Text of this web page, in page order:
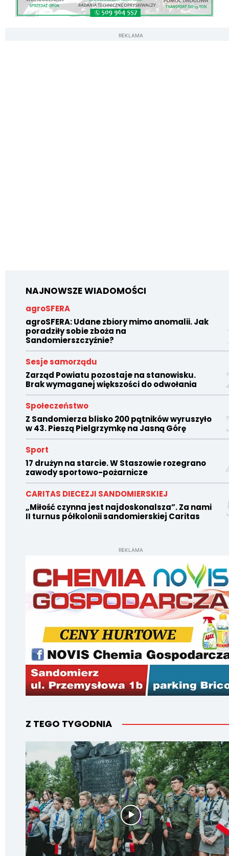
REKLAMA
NAJNOWSZE WIADOMOŚCI
agroSFERA
agroSFERA: Udane zbiory mimo anomalii. Jak
poradziły sobie zboża na
Sandomierszczyźnie?
Sesje samorządu
Zarząd Powiatu pozostaje na stanowisku.
Brak wymaganej większości do odwołania
Społeczeństwo
Z Sandomierza blisko 200 pątników wyruszyło
w 43. Pieszą Pielgrzymkę na Jasną Górę
Sport
17 drużyn na starcie. W Staszowie rozegrano
zawody sportowo-pożarnicze
CARITAS DIECEZJI SANDOMIERSKIEJ
„Miłość czynna jest najdoskonalsza”. Za nami
II turnus półkolonii sandomierskiej Caritas
REKLAMA
Z TEGO TYGODNIA